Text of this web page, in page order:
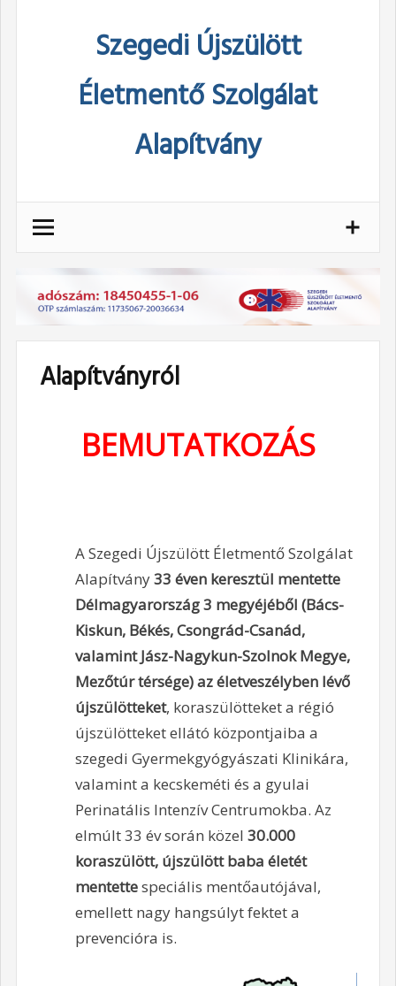
Szegedi Újszülött
Életmentő Szolgálat
Alapítvány
Alapítványról
BEMUTATKOZÁS
A Szegedi Újszülött Életmentő Szolgálat
Alapítvány33 éven keresztül mentette
Délmagyarország 3 megyéjéből (Bács-
Kiskun, Békés, Csongrád-Csanád,
valamint Jász-Nagykun-Szolnok Megye,
Mezőtúr térsége) az életveszélyben lévő
újszülötteket, koraszülötteket a régió
újszülötteket ellátó központjaiba a
szegedi Gyermekgyógyászati Klinikára,
valamint a kecskeméti és a gyulai
Perinatális Intenzív Centrumokba. Az
elmúlt 33 év során közel 30.000
koraszülött, újszülött baba életét
mentettespeciális mentőautójával,
emellett nagy hangsúlyt fektet a
prevencióra is.